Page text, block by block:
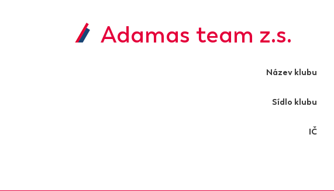
Adamas team z.s.
Název klubu
Sídlo klubu
IČ